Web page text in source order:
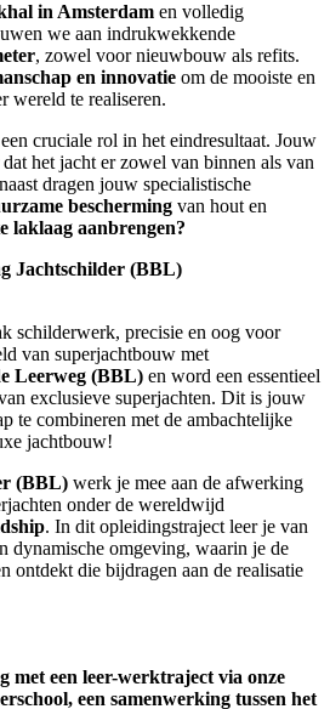
in Amsterdam en volledig
we aan indrukwekkende
, zowel voor nieuwbouw als refits.
en innovatie om de mooiste en
wereld te realiseren.
cruciale rol in het eindresultaat. Jouw
het jacht er zowel van binnen als van
dragen jouw specialistische
bescherming van hout en
laklaag aanbrengen?
Jachtschilder (BBL)
schilderwerk, precisie en oog voor
van superjachtbouw met
Leerweg (BBL) en word een essentieel
exclusieve superjachten. Dit is jouw
te combineren met de ambachtelijke
jachtbouw!
(BBL) werk je mee aan de afwerking
onder de wereldwijd
. In dit opleidingstraject leer je van
dynamische omgeving, waarin je de
ontdekt die bijdragen aan de realisatie
met een leer-werktraject via onze
een samenwerking tussen het